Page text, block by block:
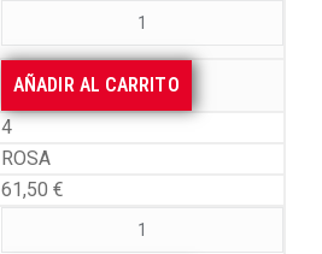
AÑADIR AL CARRITO
4
ROSA
61,50 €